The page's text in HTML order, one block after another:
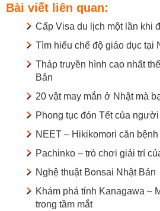
Bài viết liên quan:
Cấp Visa du lịch một lần khi
Tìm hiểu chế độ giáo dục tại
Tháp truyền hình cao nhất
Bản
20 vật may mắn ở Nhật mà
Phong tục đón Tết của
NEET – Hikikomori căn
Pachinko – trò chơi giải trí
Nghệ thuật Bonsai Nhật Bản
Khám phá tỉnh Kanagawa –
trong tầm mắt